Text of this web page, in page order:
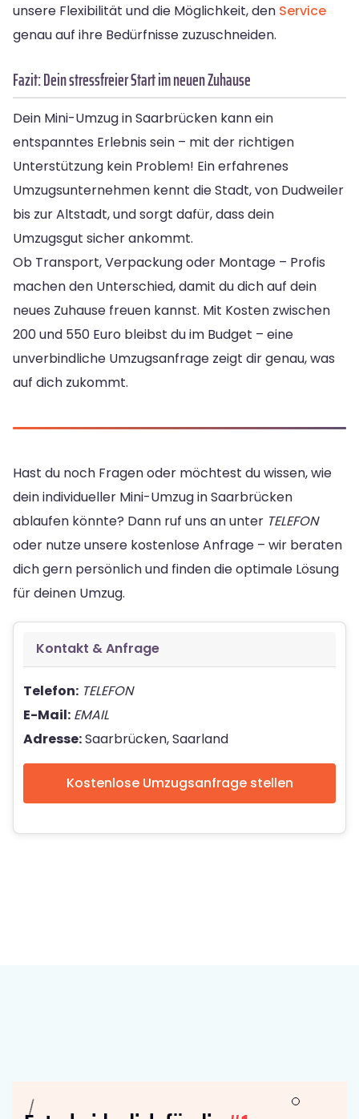
unsere Flexibilität und die Möglichkeit, den Service
genau auf ihre Bedürfnisse zuzuschneiden.
Fazit: Dein stressfreier Start im neuen Zuhause
Dein Mini-Umzug in Saarbrücken kann ein
entspanntes Erlebnis sein – mit der richtigen
Unterstützung kein Problem! Ein erfahrenes
Umzugsunternehmen kennt die Stadt, von Dudweiler
bis zur Altstadt, und sorgt dafür, dass dein
Umzugsgut sicher ankommt.
Ob Transport, Verpackung oder Montage – Profis
machen den Unterschied, damit du dich auf dein
neues Zuhause freuen kannst. Mit Kosten zwischen
200 und 550 Euro bleibst du im Budget – eine
unverbindliche Umzugsanfrage zeigt dir genau, was
auf dich zukommt.
Hast du noch Fragen oder möchtest du wissen, wie
dein individueller Mini-Umzug in Saarbrücken
ablaufen könnte? Dann ruf uns an unter TELEFON
oder nutze unsere kostenlose Anfrage – wir beraten
dich gern persönlich und finden die optimale Lösung
für deinen Umzug.
Kontakt & Anfrage
Telefon: TELEFON
E-Mail: EMAIL
Adresse:Saarbrücken, Saarland
Kostenlose Umzugsanfrage stellen